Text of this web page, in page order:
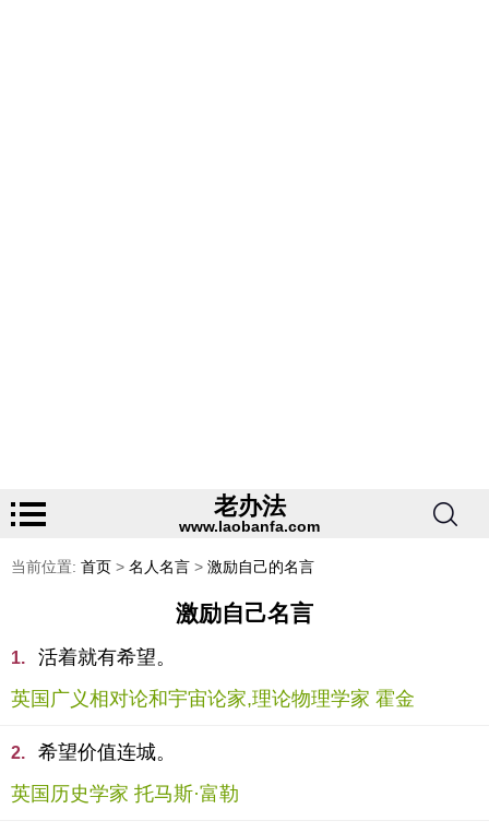
老办法
www.laobanfa.com
当前位置: 首页 > 名人名言 > 激励自己的名言
激励自己名言
1.
活着就有希望。
英国广义相对论和宇宙论家,理论物理学家 霍金
2.
希望价值连城。
英国历史学家 托马斯·富勒